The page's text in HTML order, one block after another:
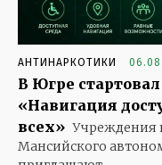
АНТИНАРКОТИКИ
В Югре
«Навигация
всех» Учреждения
Мансийского